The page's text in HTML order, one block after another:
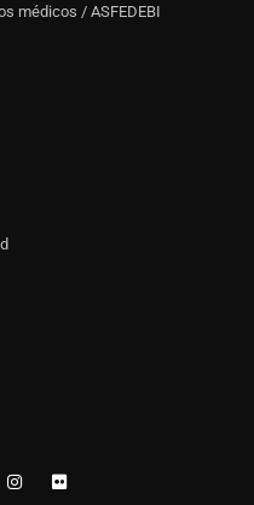
médicos / ASFEDEBI